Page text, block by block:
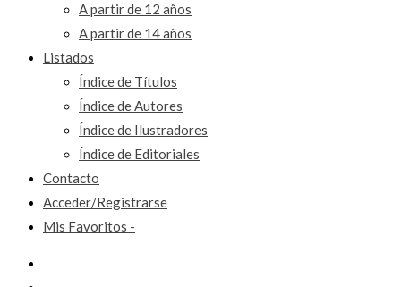
A partir de 12 años
A partir de 14 años
Listados
Índice de Títulos
Índice de Autores
Índice de Ilustradores
Índice de Editoriales
Contacto
Acceder/Registrarse
Mis Favoritos -